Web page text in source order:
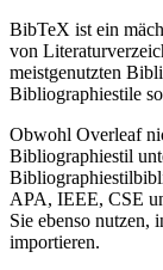
BibTeX ist ein
von
meistgenutzten
Bibliographiestile
Obwohl Overleaf
Bibliographiestil
APA, IEEE, CSE
Sie ebenso nutzen,
importieren.